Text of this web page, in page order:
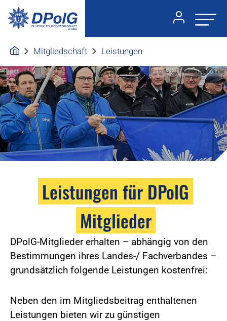
Mitgliedschaft Leistungen
Foto:Foto: Friedhelm Windmüller
Leistungen für DPolG
Mitglieder
DPolG-Mitglieder erhalten – abhängig von den
Bestimmungen ihres Landes-/ Fachverbandes –
grundsätzlich folgende Leistungen kostenfrei:
Neben den im Mitgliedsbeitrag enthaltenen
Leistungen bieten wir zu günstigen